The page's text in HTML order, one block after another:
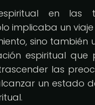
en las
implicaba un
sino también
espiritual que
las
un estado